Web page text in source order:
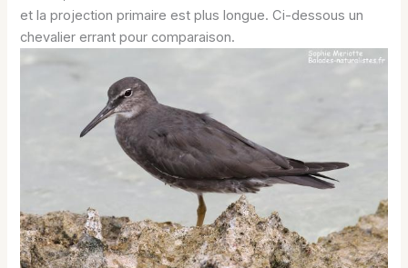
et la projection primaire est plus longue. Ci-dessous un
chevalier errant pour comparaison.